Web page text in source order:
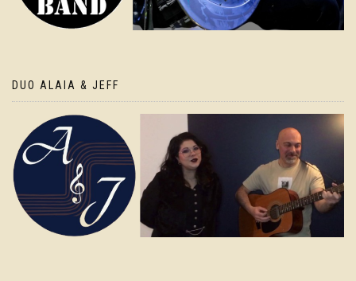
DUO ALAIA & JEFF